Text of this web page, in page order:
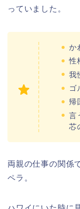
っていました。
か
性
我
ゴ
帰
言
芯
両親の仕事の関係
ペラ。